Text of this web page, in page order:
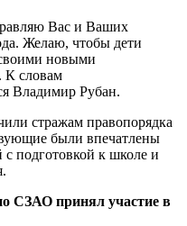
Вас и Ваших
Желаю, чтобы дети
новыми
К словам
Владимир Рубан.
стражам правопорядка
были впечатлены
с подготовкой к школе и
СЗАО принял участие в